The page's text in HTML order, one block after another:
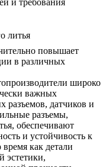
и требования
литья
повышает
в различных
широко
важных
разъемов, датчиков и
разъемы,
обеспечивают
и устойчивость к
как детали
эстетики,